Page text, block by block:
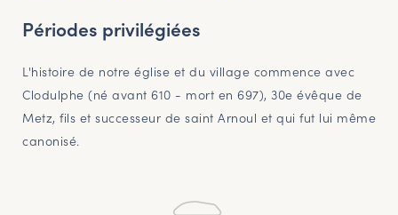
Périodes privilégiées
L'histoire de notre église et du village commence avec
Clodulphe (né avant 610 - mort en 697), 30e évêque de
Metz, fils et successeur de saint Arnoul et qui fut lui même
canonisé.